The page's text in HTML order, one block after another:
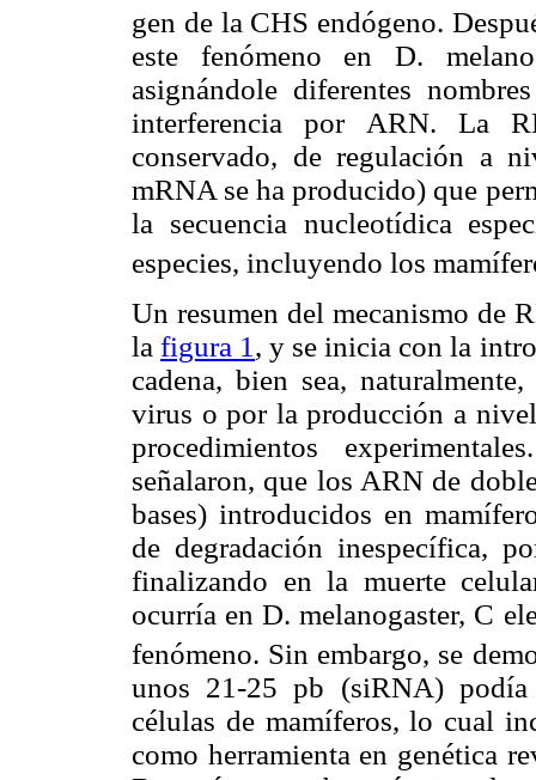
gen de la CHS endógeno.
este fenómeno en D.
asignándole diferentes
interferencia por ARN. La
conservado, de regulación a
mRNA se ha producido) que
la secuencia nucleotídica
especies, incluyendo los
Un resumen del mecanismo de
lafigura 1 , y se inicia con la
cadena, bien sea,
virus o por la producción a
procedimientos
señalaron, que los ARN de
bases) introducidos en
de degradación inespecífica,
finalizando en la muerte
ocurría en D. melanogaster, C
fenómeno. Sin embargo, se
unos 21-25 pb (siRNA)
células de mamíferos, lo cual
como herramienta en genética